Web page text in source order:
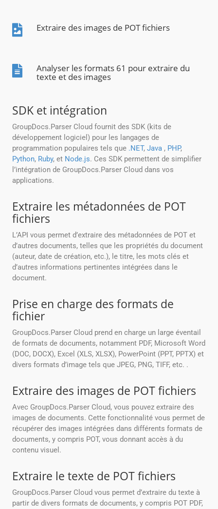
Extraire des images de POT fichiers
Analyser les formats 61 pour extraire du
texte et des images
SDK et intégration
GroupDocs.Parser Cloud fournit des SDK (kits de
développement logiciel) pour les langages de
programmation populaires tels que .NET, Java , PHP,
Python, Ruby, et Node.js. Ces SDK permettent de simplifier
l’intégration de GroupDocs.Parser Cloud dans vos
applications.
Extraire les métadonnées de POT
fichiers
L’API vous permet d’extraire des métadonnées de POT et
d’autres documents, telles que les propriétés du document
(auteur, date de création, etc.), le titre, les mots clés et
d’autres informations pertinentes intégrées dans le
document.
Prise en charge des formats de
fichier
GroupDocs.Parser Cloud prend en charge un large éventail
de formats de documents, notamment PDF, Microsoft Word
(DOC, DOCX), Excel (XLS, XLSX), PowerPoint (PPT, PPTX) et
divers formats d’image tels que JPEG, PNG, TIFF, etc. .
Extraire des images de POT fichiers
Avec GroupDocs.Parser Cloud, vous pouvez extraire des
images de documents. Cette fonctionnalité vous permet de
récupérer des images intégrées dans différents formats de
documents, y compris POT, vous donnant accès à du
contenu visuel.
Extraire le texte de POT fichiers
GroupDocs.Parser Cloud vous permet d’extraire du texte à
partir de divers formats de documents, y compris POT PDF,